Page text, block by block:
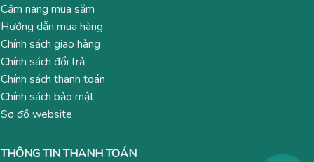
Cẩm nang mua sắm
Hướng dẫn mua hàng
Chính sách giao hàng
Chính sách đổi trả
Chính sách thanh toán
Chính sách bảo mật
Sơ đồ website
THÔNG TIN THANH TOÁN